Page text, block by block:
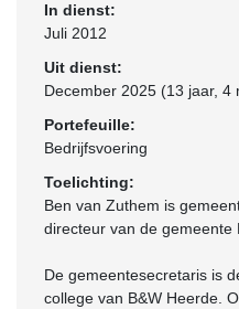
In dienst:
Juli 2012
Uit dienst:
December 2025 (13 jaar, 4
Portefeuille:
Bedrijfsvoering
Toelichting:
Ben van Zuthem is
directeur van de gemeente
De gemeentesecretaris is
college van B&W Heerde.